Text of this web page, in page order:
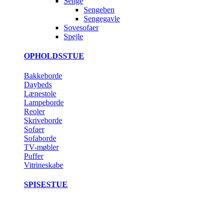
Sengeben
Sengegavle
Sovesofaer
Spejle
OPHOLDSSTUE
Bakkeborde
Daybeds
Lænestole
Lampeborde
Reoler
Skriveborde
Sofaer
Sofaborde
TV-møbler
Puffer
Vitrineskabe
SPISESTUE